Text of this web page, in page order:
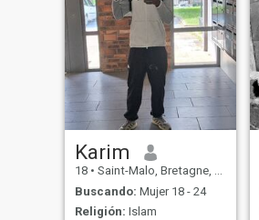
Karim
18 • Saint-Malo, Bretagne, Francia
Buscando: Mujer 18 - 24
Religión: Islam